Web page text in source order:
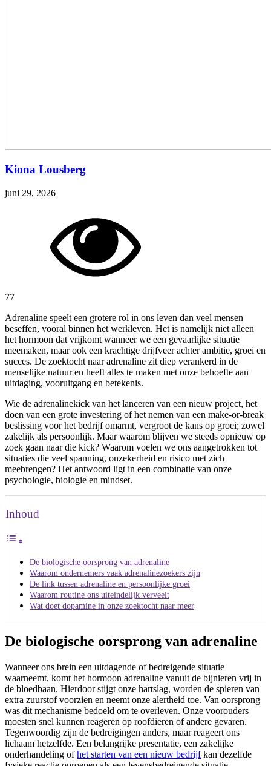
Kiona Lousberg
juni 29, 2026
77
Adrenaline speelt een grotere rol in ons leven dan veel mensen
beseffen, vooral binnen het werkleven. Het is namelijk niet alleen
het hormoon dat vrijkomt wanneer we een gevaarlijke situatie
meemaken, maar ook een krachtige drijfveer achter ambitie, groei en
succes. De zoektocht naar adrenaline zit diep verankerd in de
menselijke natuur en heeft alles te maken met onze behoefte aan
uitdaging, vooruitgang en betekenis.
Wie de adrenalinekick van het lanceren van een nieuw project, het
doen van een grote investering of het nemen van een make-or-break
beslissing voor het bedrijf omarmt, vergroot de kans op groei; zowel
zakelijk als persoonlijk. Maar waarom blijven we steeds opnieuw op
zoek gaan naar die kick? Waarom voelen we ons aangetrokken tot
situaties die veel spanning, onzekerheid en risico met zich
meebrengen? Het antwoord ligt in een combinatie van onze
psychologie, biologie en mindset.
Inhoud
De biologische oorsprong van adrenaline
Waarom ondernemers vaak adrenalinezoekers zijn
De link tussen adrenaline en persoonlijke groei
Waarom routine ons uiteindelijk verveelt
Wat doet dopamine in onze zoektocht naar meer
De biologische oorsprong van adrenaline
Wanneer ons brein een uitdagende of bedreigende situatie
waarneemt, komt het hormoon adrenaline vanuit de bijnieren vrij in
de bloedbaan. Hierdoor stijgt onze hartslag, worden de spieren van
extra zuurstof voorzien en neemt onze alertheid toe. Van oorsprong
was dit mechanisme bedoeld om te overleven. Onze voorouders
moesten snel kunnen reageren op roofdieren of andere gevaren.
Tegenwoordig zijn de bedreigingen anders, maar reageert ons
lichaam hetzelfde. Een belangrijke presentatie, een zakelijke
onderhandeling ofhet starten van een nieuw bedrijfkan dezelfde